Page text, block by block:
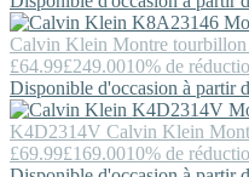
Calvin Klein Montre
£64.99£249.0010% de
Disponible d'occasion à partir
K4D2314V Calvin Klein
£69.99£169.0010% de